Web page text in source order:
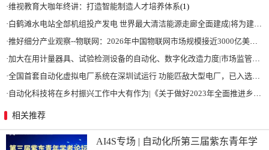
·维视教育大咖年终讲：打造智能制造人才培养体系(1)
·白鹤滩水电站全部机组投产发电 世界最大清洁能源走廊全面建成|将为建设新型能源体系、保障国家能源安全、实现“双碳”目标提供有力支撑
·推好细分产业观察--物联网：2026年中国物联网市场规模接近3000亿美元 智慧工厂、智慧城市、智慧电网等将占60%以上
·加大在用计量器具、试验检测设备的自动化、数字化改造力度|市场监管总局 工业和信息化部 关于促进企业计量能力提升的指导意见
·全国首套自动化虚拟电厂系统在深圳试运行 功能匹敌大型电厂，已入选国际典型案例
· 自动化科技将在乡村振兴工作中大有作为|《关于做好2023年全面推进乡村振兴重点工作的意见》发布
相关推荐
AI4S专场 | 自动化所第三届紫东青年学